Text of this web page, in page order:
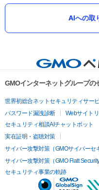
AIへの取
GMOインターネットグループの
世界初総合ネットセキュリティサー
パスワード漏洩診断
Webサイト
セキュリティ相談AIチャットボット
実在証明・盗聴対策
サイバー攻撃対策（GMOサイバーセ
サイバー攻撃対策（GMO Flatt Security
セキュリティ事業の軌跡